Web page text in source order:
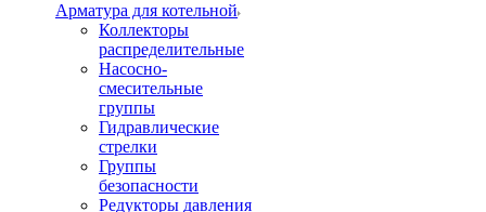
Арматура для котельной
Коллекторы
распределительные
Насосно-
смесительные
группы
Гидравлические
стрелки
Группы
безопасности
Редукторы давления